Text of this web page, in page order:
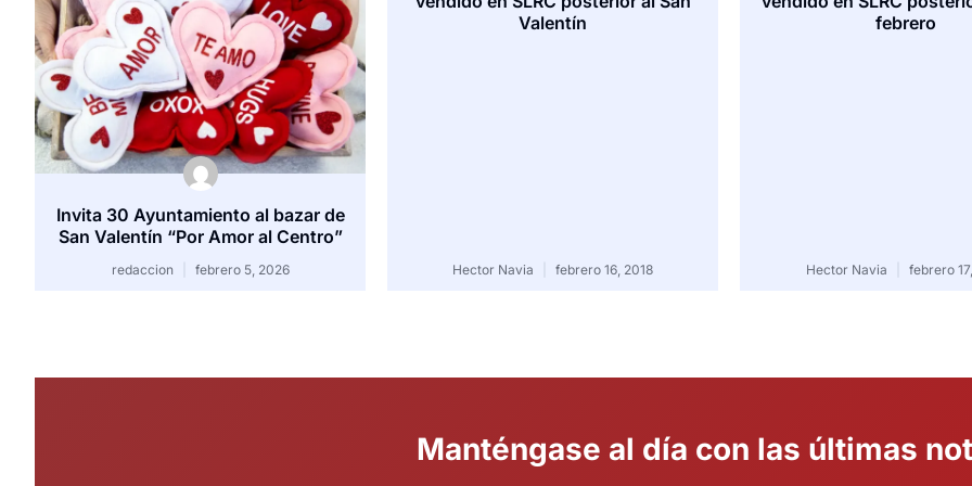
Invita 30 Ayuntamiento al bazar de
San Valentín “Por Amor al Centro”
redaccion febrero 5, 2026
Valentín
Hector Navia febrero 16, 2018
febrero
Hector Navia febrero
Manténgase al día con las últimas